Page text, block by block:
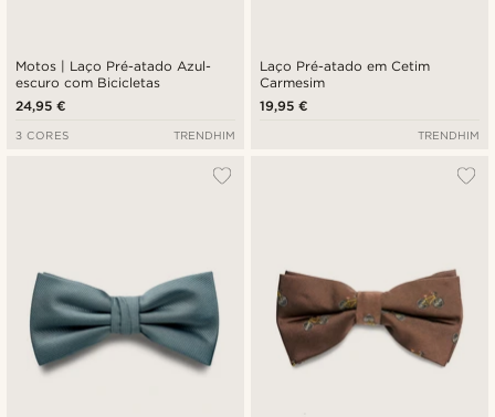
Motos | Laço Pré-atado Azul-
escuro com Bicicletas
24,95 €
3 CORES TRENDHIM
Laço Pré-atado em Cetim
Carmesim
19,95 €
TRENDHIM